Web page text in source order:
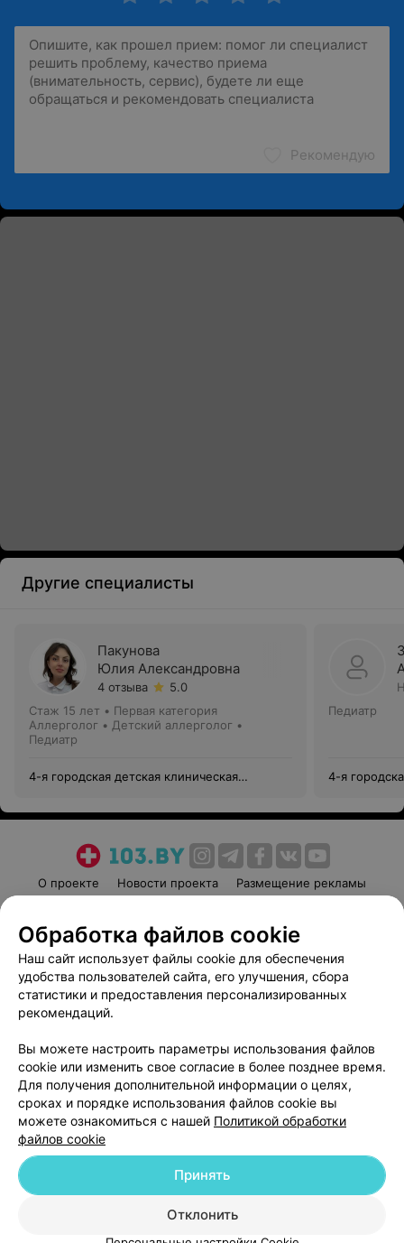
Рекомендую
Другие специалисты
Пакунова
Юлия Александровна
4 отзыва
5.0
Стаж 15 лет • Первая категория
Аллерголог • Детский аллерголог •
Педиатр
4-я городская детская клиническая
Педиатр
4-я
О проекте Новости проекта
Размещение рекламы
Пользовательское соглашение
Способы оплаты
Вакансии
Партнеры
Написать руководителю 103.by
Обработка персональных данных
© 2026 ООО «Артокс Лаб», УНП 191700409
| 220012, Республика Беларусь,
Служба поддержки +375 291212755
Обработка файлов cookie
Наш сайт использует файлы cookie для обеспечения
удобства пользователей сайта, его улучшения, сбора
статистики и предоставления персонализированных
рекомендаций.
Вы можете настроить параметры использования файлов
cookie или изменить свое согласие в более позднее время.
Для получения дополнительной информации о целях,
сроках и порядке использования файлов cookie вы
можете ознакомиться с нашей Политикой обработки
файлов cookie
Отклонить
Принять